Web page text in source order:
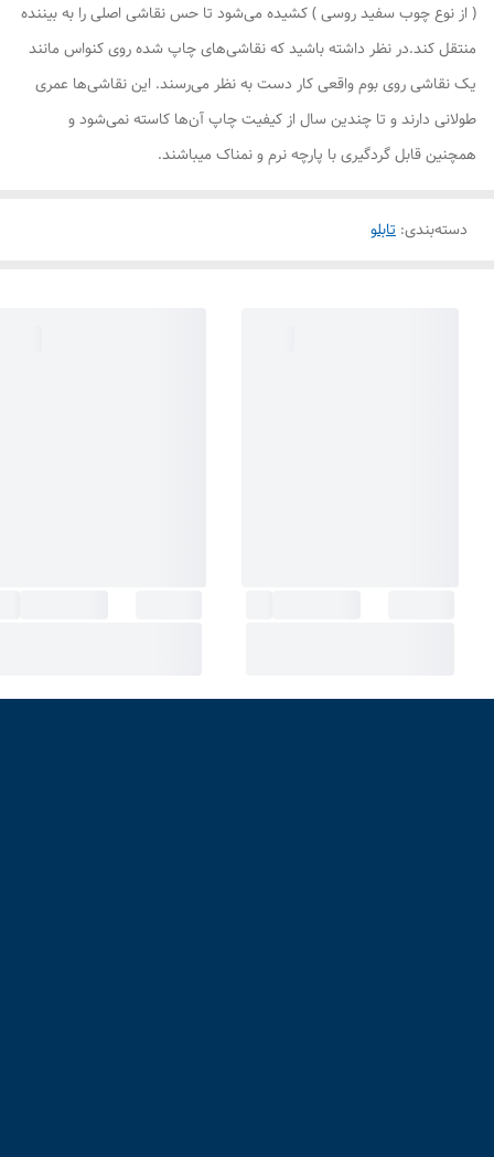
( از نوع چوب سفید روسی ) کشیده می‌شود تا حس نقاشی اصلی را به بیننده
منتقل کند.در نظر داشته باشید که نقاشی‌های چاپ شده روی کنواس مانند
یک نقاشی روی بوم واقعی کار دست به نظر می‌رسند. این نقاشی‌ها عمری
طولانی دارند و تا چندین سال از کیفیت چاپ آن‌ها کاسته نمی‌شود و
همچنین قابل گردگیری با پارچه نرم و نمناک میباشند.
دسته‌بندی: تابلو